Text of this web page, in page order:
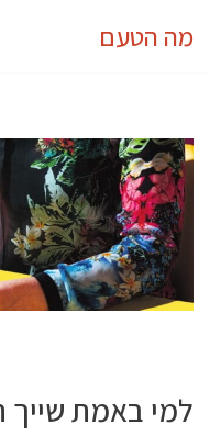
מה הטעם
למי באמת שייך